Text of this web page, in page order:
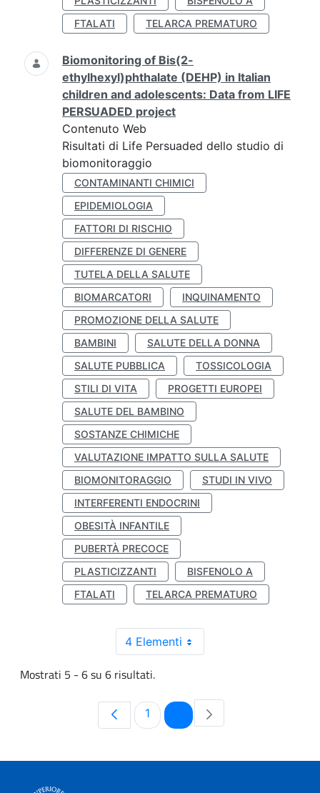
FTALATI
TELARCA PREMATURO
Biomonitoring of Bis(2-
ethylhexyl)phthalate (DEHP) in Italian
children and adolescents: Data from LIFE
PERSUADED project
Contenuto Web
Risultati di Life Persuaded dello studio di
biomonitoraggio
CONTAMINANTI CHIMICI
EPIDEMIOLOGIA
FATTORI DI RISCHIO
DIFFERENZE DI GENERE
TUTELA DELLA SALUTE
BIOMARCATORI
INQUINAMENTO
PROMOZIONE DELLA SALUTE
BAMBINI
SALUTE DELLA DONNA
SALUTE PUBBLICA
TOSSICOLOGIA
STILI DI VITA
PROGETTI EUROPEI
SALUTE DEL BAMBINO
SOSTANZE CHIMICHE
VALUTAZIONE IMPATTO SULLA SALUTE
BIOMONITORAGGIO
STUDI IN VIVO
INTERFERENTI ENDOCRINI
OBESITÀ INFANTILE
PUBERTÀ PRECOCE
PLASTICIZZANTI
BISFENOLO A
FTALATI
TELARCA PREMATURO
4 Elementi
Mostrati 5 - 6 su 6 risultati.
Pagina
1 Pagina